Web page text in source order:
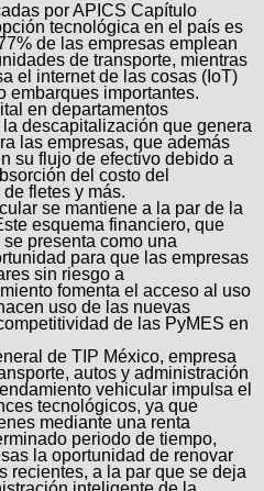
por APICS Capítulo
tecnológica en el país es
de las empresas emplean
de transporte, mientras
el internet de las cosas (IoT)
embarques importantes.
en departamentos
descapitalización que genera
las empresas, que además
su flujo de efectivo debido a
del costo del
fletes y más.
se mantiene a la par de la
esquema financiero, que
presenta como una
para que las empresas
sin riesgo a
fomenta el acceso al uso
uso de las nuevas
de las PyMES en
de TIP México, empresa
autos y administración
vehicular impulsa el
tecnológicos, ya que
mediante una renta
periodo de tiempo,
la oportunidad de renovar
recientes, a la par que se deja